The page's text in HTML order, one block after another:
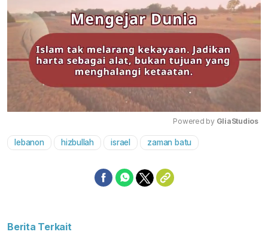
Powered by GliaStudios
lebanon hizbullah israel zaman batu
Berita Terkait